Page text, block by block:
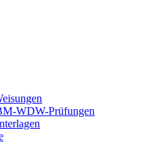
WDW-Prüfungen